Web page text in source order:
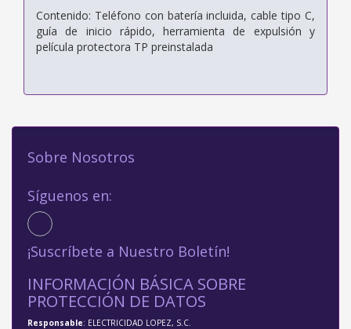
Contenido: Teléfono con batería incluida, cable tipo C,
guía de inicio rápido, herramienta de expulsión y
película protectora TP preinstalada
Sobre Nosotros
Síguenos en:
¡Suscríbete a Nuestro Boletín!
INFORMACIÓN BÁSICA SOBRE
PROTECCIÓN DE DATOS
Responsable: ELECTRICIDAD LOPEZ, S.C.